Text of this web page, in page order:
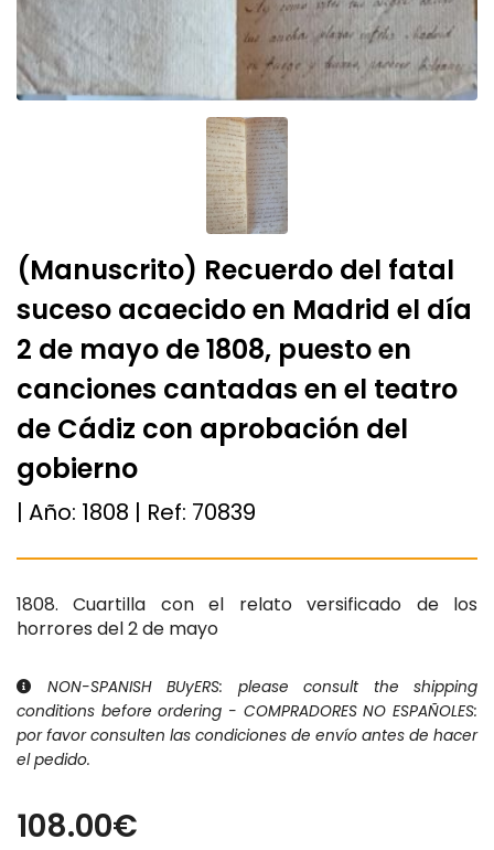
(Manuscrito) Recuerdo del fatal
suceso acaecido en Madrid el día
2 de mayo de 1808, puesto en
canciones cantadas en el teatro
de Cádiz con aprobación del
gobierno
| Año: 1808 | Ref: 70839
1808. Cuartilla con el relato versificado de los
horrores del 2 de mayo
NON-SPANISH BUyERS: please consult the shipping
conditions before ordering - COMPRADORES NO ESPAÑOLES:
por favor consulten las condiciones de envío antes de hacer
el pedido.
108.00€